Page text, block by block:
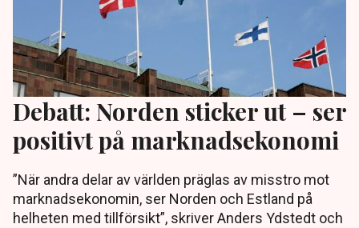
Debatt: Norden sticker ut – ser
positivt på marknadsekonomi
”När andra delar av världen präglas av misstro mot
marknadsekonomin, ser Norden och Estland på
helheten med tillförsikt”, skriver Anders Ydstedt och